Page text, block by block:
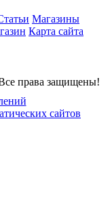
Магазины
Карта сайта
права защищены!